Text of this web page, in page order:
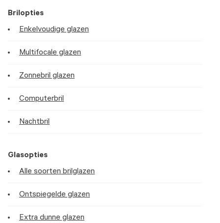
Brilopties
Enkelvoudige glazen
Multifocale glazen
Zonnebril glazen
Computerbril
Nachtbril
Glasopties
Alle soorten brilglazen
Ontspiegelde glazen
Extra dunne glazen